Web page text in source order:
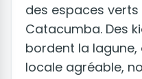
des espaces
Catacumba. Des
bordent la
locale agréable,